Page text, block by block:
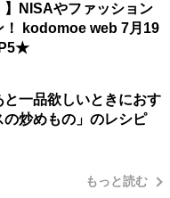
】NISAやファッション
！ kodomoe web 7月19
と一品欲しいときにおす
炒めもの」のレシピ
もっと読む